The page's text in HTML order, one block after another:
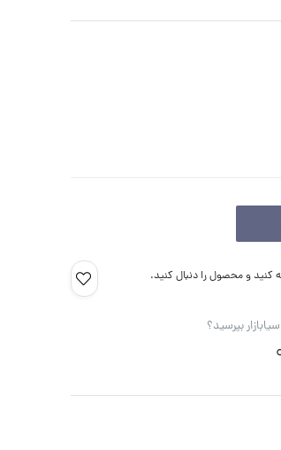
کنید و محصول را دنبال کنید.
بپرسید؟